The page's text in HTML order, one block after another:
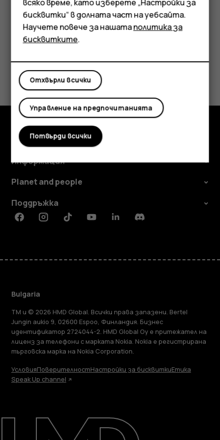
Аксесоари
Таблети
Информация
Ремонт, повторна употреба, рециклиране
Полезен ли беше този отговор?
Да Не
Изследвайте
Информация
Planet and people
Поддръжка
FacebookInstagramTiktokYoutubeLinkedinDiscord
Bulgaria
TM и © 2026 HMD Global. Всички права запазени. Bertel
Jungin aukio 9, 02600 Espoo, Финландия. Бизнес
идентификатор 2724044-2. HMD Global Oy е притежател на
лиценз за телефони с марката Nokia. Nokia е регистрирана
търговска марка на Nokia Corporation.
УсловияПоверителностНастройки за бисквиткиЕтика
Speak Up channel
бисквитки“ в долната част на уебсайта.
Научете повече за нашатаполитика за
бисквитките.
Отхвърли всички
Управление на предпочитанията
Потвърди всички